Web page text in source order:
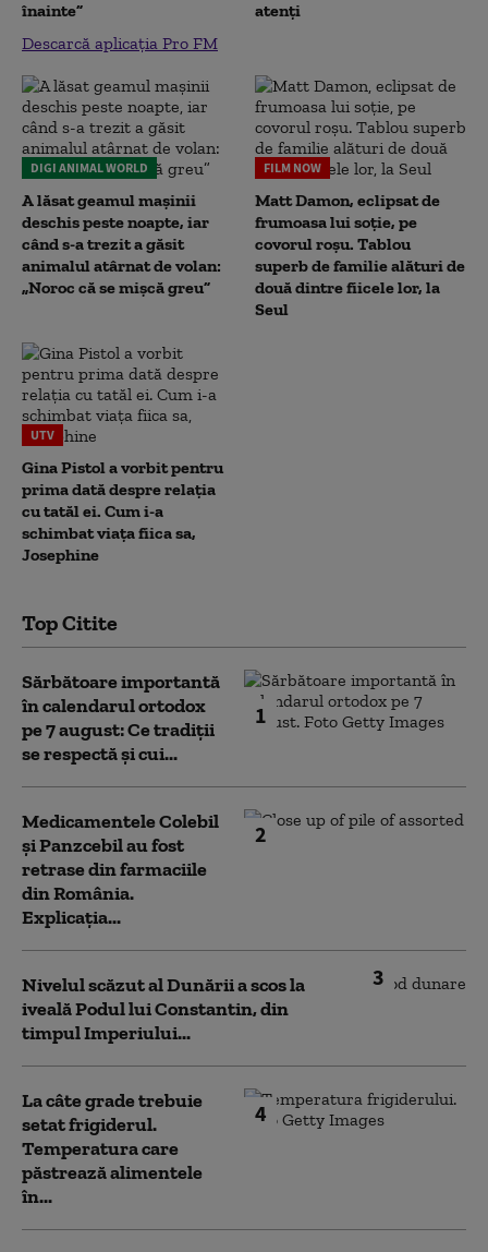
înainte”
Descarcă aplicația Pro FM
atenți
DIGI ANIMAL WORLD
A lăsat geamul mașinii
deschis peste noapte, iar
când s-a trezit a găsit
animalul atârnat de volan:
„Noroc că se mișcă greu”
FILM NOW
Matt Damon, eclipsat de
frumoasa lui soție, pe
covorul roșu. Tablou
superb de familie alături de
două dintre fiicele lor, la
Seul
UTV
Gina Pistol a vorbit pentru
prima dată despre relația
cu tatăl ei. Cum i-a
schimbat viața fiica sa,
Josephine
Top Citite
1
Sărbătoare importantă
în calendarul ortodox
pe 7 august: Ce tradiții
se respectă și cui...
2
Medicamentele Colebil
și Panzcebil au fost
retrase din farmaciile
din România.
Explicația...
3
Nivelul scăzut al Dunării a scos la
iveală Podul lui Constantin, din
timpul Imperiului...
4
La câte grade trebuie
setat frigiderul.
Temperatura care
păstrează alimentele
în...